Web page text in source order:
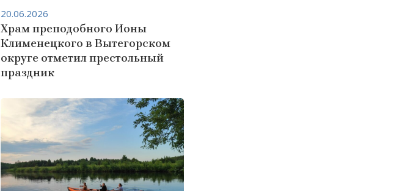
Храм преподобного Ионы
Клименецкого в Вытегорском
округе отметил престольный
праздник
20.06.2026